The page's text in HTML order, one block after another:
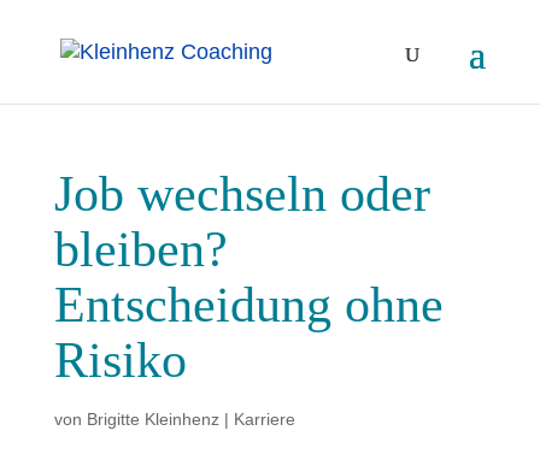
Job wechseln oder
bleiben?
Entscheidung ohne
Risiko
von Brigitte Kleinhenz| Karriere